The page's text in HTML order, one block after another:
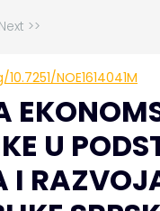
Next >>
NOE1614041M
U
I